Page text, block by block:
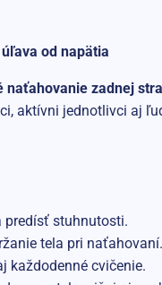
od napätia
naťahovanie zadnej
aktívni jednotlivci aj
stuhnutosti.
tela pri naťahovaní.
každodenné cvičenie.